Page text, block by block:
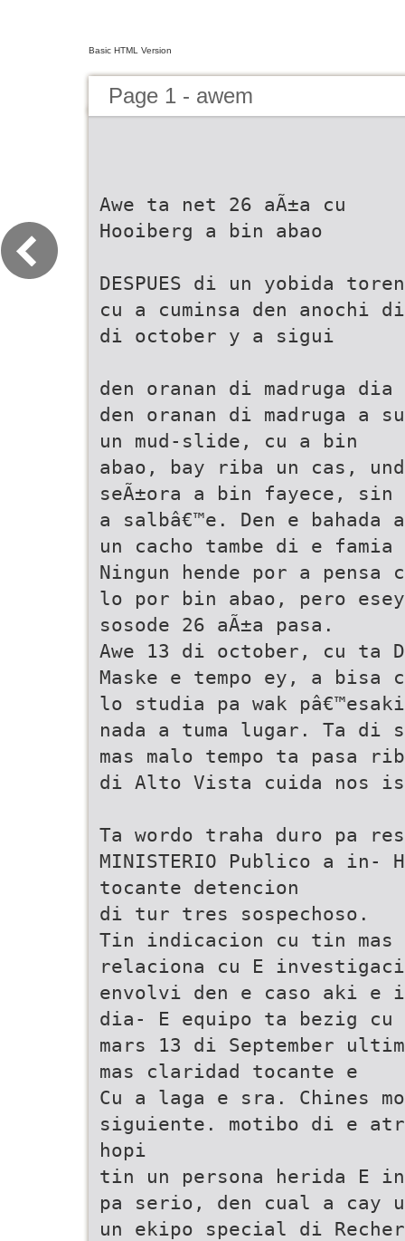
Basic HTML Version
Page 1 - awem
Awe ta net 26 aÃ±a cu
Hooiberg a bin abao
DESPUES di un yobida
cu a cuminsa den anochi
di october y a sigui
den oranan di madruga dia
den oranan di madruga a
un mud-slide, cu a bin
abao, bay riba un cas,
seÃ±ora a bin fayece, sin
a salbâ€™e. Den e bahada
un cacho tambe di e
Ningun hende por a
lo por bin abao, pero
sosode 26 aÃ±a pasa.
Awe 13 di october, cu ta
Maske e tempo ey, a bisa cu
lo studia pa wak
nada a tuma lugar. Ta di
mas malo tempo ta pasa
di Alto Vista cuida nos
Ta wordo traha duro pa
MINISTERIO Publico a in-
tocante detencion
di tur tres sospechoso.
Tin indicacion cu tin mas
relaciona cu E
envolvi den e caso aki e
dia- E equipo ta bezig
mars 13 di September
mas claridad tocante e
Cu a laga e sra. Chines
siguiente. motibo di e
hopi
tin un persona herida E
pa serio, den cual a cay
un ekipo special di